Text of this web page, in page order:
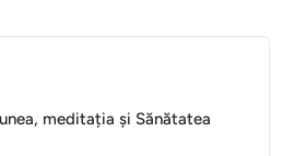
meditația și Sănătatea